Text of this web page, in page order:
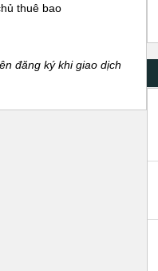
thuê bao
đăng ký khi giao dịch